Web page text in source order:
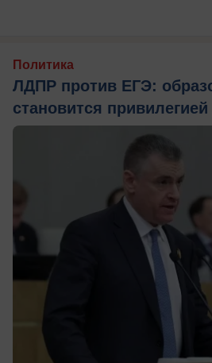
Политика
ЛДПР против ЕГЭ:
становится